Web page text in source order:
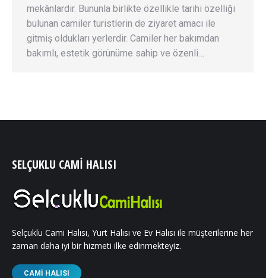
mekânlardır. Bununla birlikte özellikle tarihi özelliği
bulunan camiler turistlerin de ziyaret amacı ile
gitmiş oldukları yerlerdir. Camiler her bakımdan
bakımlı, estetik görünüme sahip ve özenli…
SELÇUKLU CAMI HALISI
Selçuklu Cami Halısı, Yurt Halısı ve Ev Halısı ile müşterilerine her
zaman daha iyi bir hizmeti ilke edinmekteyiz.
CAMI HALISI